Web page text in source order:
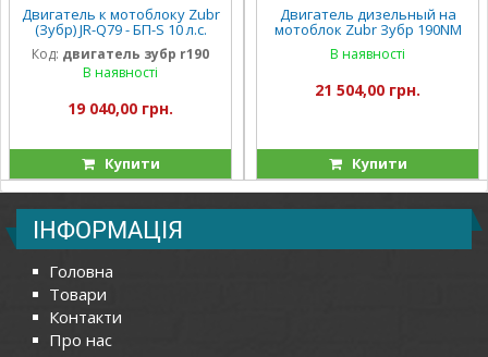
Двигатель к мотоблоку Zubr
(Зубр) JR-Q79 - БП-S 10 л.с.
ручной стартер (ПЛЮС).
Код: двигатель зубр r190
В наявності
19 040,00 грн.
Купити
Двигатель дизельный на
мотоблок Zubr Зубр 190NM
10 л. с. электростартер
В наявності
21 504,00 грн.
Купити
ІНФОРМАЦІЯ
Головна
Товари
Контакти
Про нас